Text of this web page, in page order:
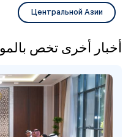
Центральной Азии
أخبار أخرى تخص